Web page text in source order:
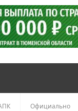
Официально